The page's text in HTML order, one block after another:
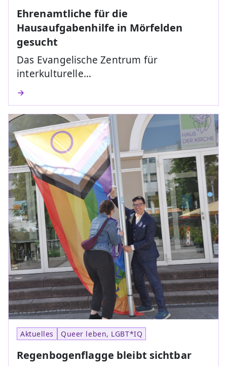
Ehrenamtliche für die
Hausaufgabenhilfe in Mörfelden
gesucht
Das Evangelische Zentrum für
interkulturelle…
Aktuelles Queer leben, LGBT*IQ
Regenbogenflagge bleibt sichtbar